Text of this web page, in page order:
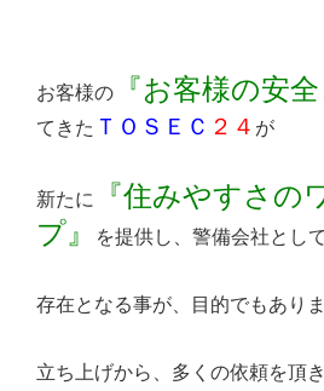
お客様の 『お客様の安全
てきた ＴＯＳＥＣ ２４ が
新たに
『住みやすさの
プ』
を提供し、警備会社とし
存在となる事が、目的でもありま
立ち上げから、多くの依頼を頂